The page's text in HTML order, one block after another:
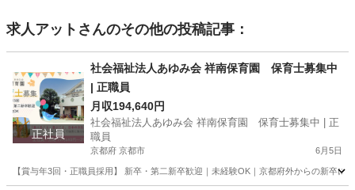
求人アット さんのその他の投稿記事：
正社員
社会福祉法人あゆみ会 祥南保育園 保育士募集中
| 正職員
月収194,640円
社会福祉法人あゆみ会 祥南保育園 保育士募集中 | 正
職員
京都府 京都市 6月5日
【賞与年3回・正職員採用】 新卒・第二新卒歓迎｜未経験OK｜京都府外からの新卒